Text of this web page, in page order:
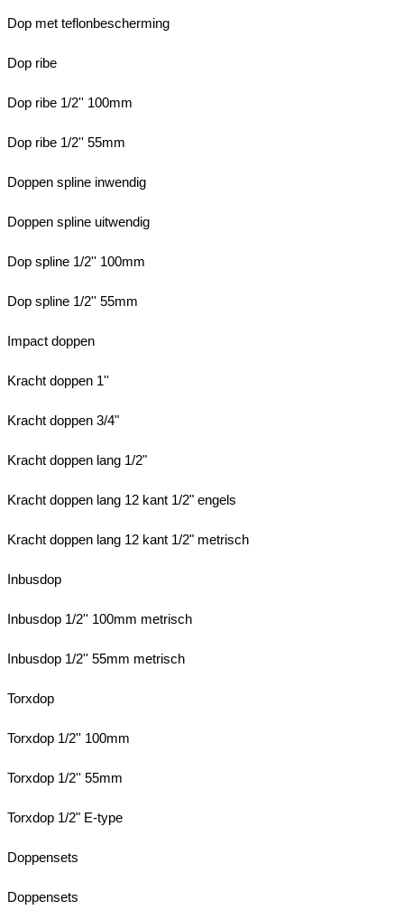
Dop met teflonbescherming
Dop ribe
Dop ribe 1/2'' 100mm
Dop ribe 1/2'' 55mm
Doppen spline inwendig
Doppen spline uitwendig
Dop spline 1/2'' 100mm
Dop spline 1/2'' 55mm
Impact doppen
Kracht doppen 1''
Kracht doppen 3/4"
Kracht doppen lang 1/2"
Kracht doppen lang 12 kant 1/2" engels
Kracht doppen lang 12 kant 1/2" metrisch
Inbusdop
Inbusdop 1/2'' 100mm metrisch
Inbusdop 1/2'' 55mm metrisch
Torxdop
Torxdop 1/2'' 100mm
Torxdop 1/2'' 55mm
Torxdop 1/2" E-type
Doppensets
Doppensets